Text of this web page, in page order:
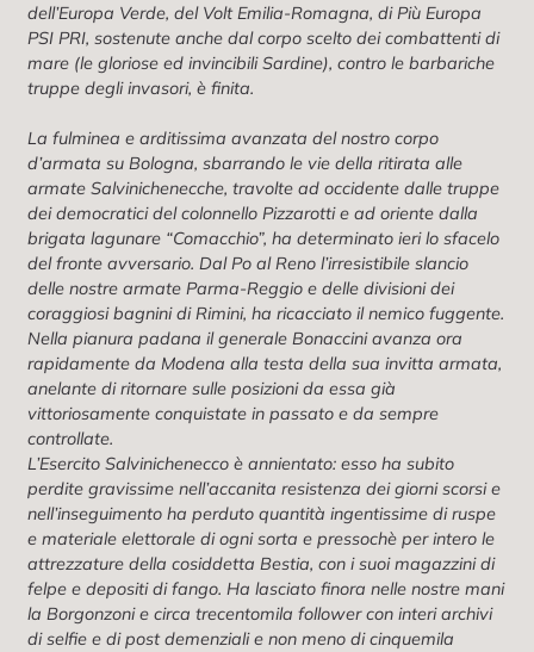
dell’Europa Verde, del Volt Emilia-Romagna, di Più Europa
PSI PRI, sostenute anche dal corpo scelto dei combattenti di
mare (le gloriose ed invincibili Sardine), contro le barbariche
truppe degli invasori, è finita.
La fulminea e arditissima avanzata del nostro corpo
d’armata su Bologna, sbarrando le vie della ritirata alle
armate Salvinichenecche, travolte ad occidente dalle truppe
dei democratici del colonnello Pizzarotti e ad oriente dalla
brigata lagunare “Comacchio”, ha determinato ieri lo sfacelo
del fronte avversario. Dal Po al Reno l’irresistibile slancio
delle nostre armate Parma-Reggio e delle divisioni dei
coraggiosi bagnini di Rimini, ha ricacciato il nemico fuggente.
Nella pianura padana il generale Bonaccini avanza ora
rapidamente da Modena alla testa della sua invitta armata,
anelante di ritornare sulle posizioni da essa già
vittoriosamente conquistate in passato e da sempre
controllate.
L’Esercito Salvinichenecco è annientato: esso ha subito
perdite gravissime nell’accanita resistenza dei giorni scorsi e
nell’inseguimento ha perduto quantità ingentissime di ruspe
e materiale elettorale di ogni sorta e pressochè per intero le
attrezzature della cosiddetta Bestia, con i suoi magazzini di
felpe e depositi di fango. Ha lasciato finora nelle nostre mani
la Borgonzoni e circa trecentomila follower con interi archivi
di selfie e di post demenziali e non meno di cinquemila